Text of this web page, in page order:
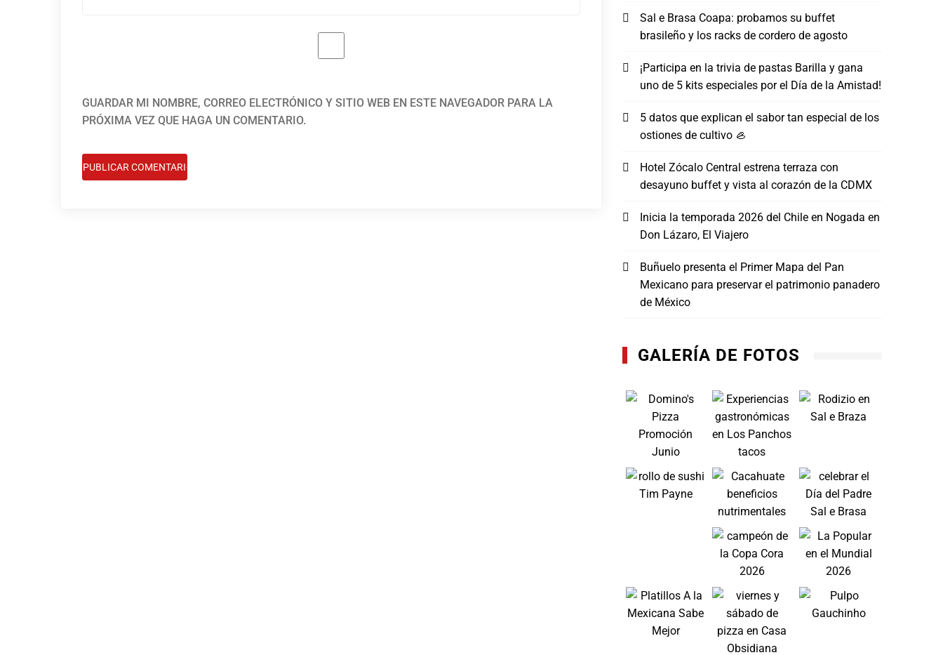
GUARDAR MI NOMBRE, CORREO ELECTRÓNICO Y SITIO WEB EN ESTE NAVEGADOR PARA LA
PRÓXIMA VEZ QUE HAGA UN COMENTARIO.
Sal e Brasa Coapa: probamos su buffet
brasileño y los racks de cordero de agosto
¡Participa en la trivia de pastas Barilla y gana
uno de 5 kits especiales por el Día de la Amistad!
5 datos que explican el sabor tan especial de los
ostiones de cultivo 🦪
Hotel Zócalo Central estrena terraza con
desayuno buffet y vista al corazón de la CDMX
Inicia la temporada 2026 del Chile en Nogada en
Don Lázaro, El Viajero
Buñuelo presenta el Primer Mapa del Pan
Mexicano para preservar el patrimonio panadero
de México
GALERÍA DE FOTOS